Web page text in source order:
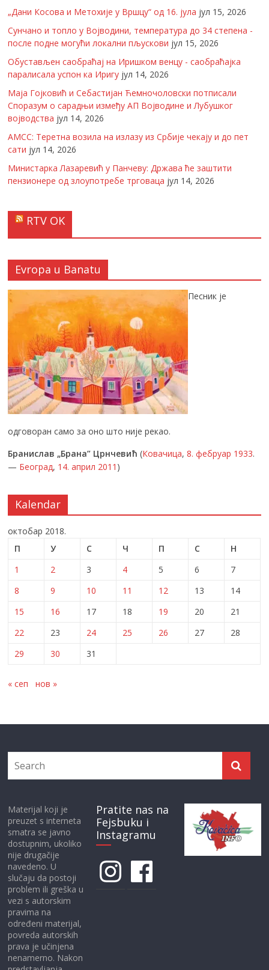
„Дани Косова и Метохије у Вршцу“ од 16. јула јул 15, 2026
Сунчано и топло у Војводини, температура до 34 степена -
после подне могући локални пљускови јул 15, 2026
Обустављен саобраћај на Иришком венцу - саобраћајка
паралисала успон ка Иригу јул 14, 2026
Маја Гојковић и Себастијан Ћемночоловски потписали
Споразум о сарадњи између АП Војводине и Лубушког
војводства јул 14, 2026
АМСС: Теретна возила на излазу из Србије чекају и до пет
сати јул 14, 2026
Министарка Лазаревић у Панчеву: Држава ће заштити
пензионере од злоупотребе трговаца јул 14, 2026
RTV OK
Evropa u Banatu
Песник је
одговоран само за оно што није рекао.
Бранислав „Брана” Црнчевић (Ковачица,8. фебруар 1933.
— Београд, 14. април 2011 )
Kalendar
октобар 2018.
П
У С Ч П С
Н
1
2 3 4 5 6
7
8
9 10 11 12 13
14
15
16 17 18 19 20
21
22
23 24 25 26 27
28
29
30 31
« сеп нов »
Materijal koji je
preuzet s interneta
smatra se javno
dostupnim, ukoliko
nije drugačije
navedeno. U
slučaju da postoji
problem ili greška u
vezi s autorskim
pravima na
određeni materijal,
povreda autorskih
prava je učinjena
nenamerno. Nakon
Pratite nas na
Fejsbuku i
Instagramu
InstagramFacebook